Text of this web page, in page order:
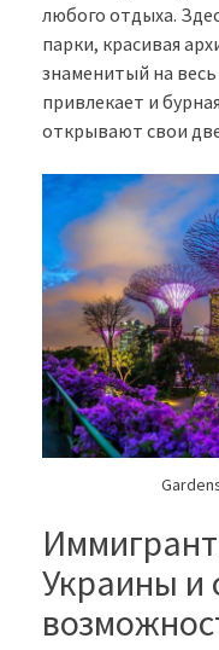
любого отдыха.
парки, красивая
знаменитый на
привлекает и
открывают свои
Украины и